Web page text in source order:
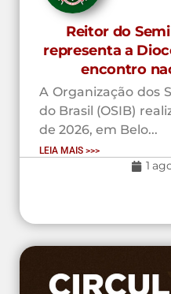
Reitor do
representa a
encontro
A Organização dos
do Brasil (OSIB)
de 2026, em Belo...
LEIA MAIS >>>
1